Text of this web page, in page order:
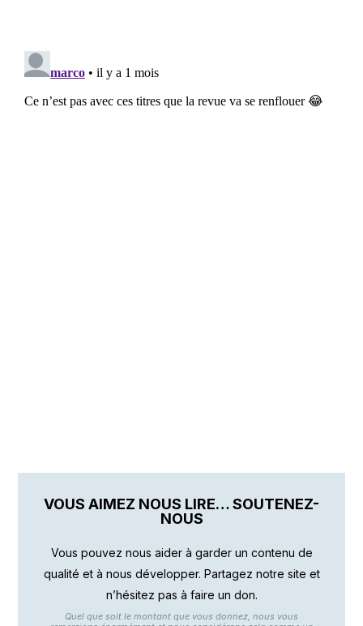
VOUS AIMEZ NOUS LIRE… SOUTENEZ-
NOUS
Vous pouvez nous aider à garder un contenu de
qualité et à nous développer. Partagez notre site et
n’hésitez pas à faire un don.
Quel que soit le montant que vous donnez, nous vous